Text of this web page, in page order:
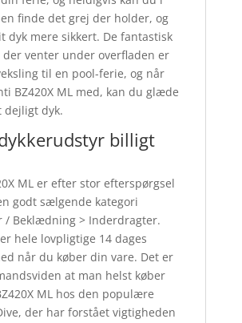
finde det grej der holder, og
dyk mere sikkert. De fantastisk
der venter under overfladen er
til en pool-ferie, og når
BZ420X ML med, kan du glæde
dejligt dyk.
billigt
ML er efter stor efterspørgsel
godt sælgende kategori
/ Beklædning > Inderdragter.
hele lovpligtige 14 dages
når du køber din vare. Det er
at man helst køber
ML hos den populære
der har forstået vigtigheden